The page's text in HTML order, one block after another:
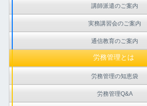
講師派遣のご案内
実務講習会のご案内
通信教育のご案内
労務管理とは
労務管理の知恵袋
労務管理Q&A